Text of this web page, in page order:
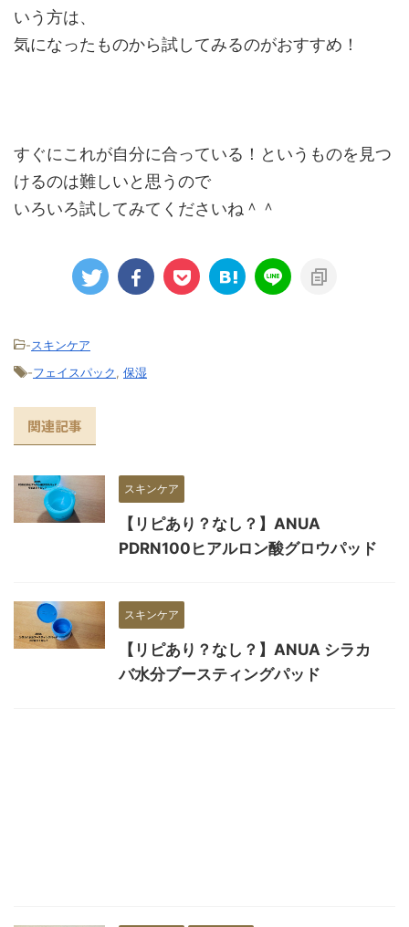
いう方は、
気になったものから試してみるのがおすすめ！
すぐにこれが自分に合っている！というものを見つ
けるのは難しいと思うので
いろいろ試してみてくださいね＾＾
-スキンケア
-フェイスパック, 保湿
関連記事
スキンケア
【リピあり？なし？】ANUA
PDRN100ヒアルロン酸グロウパッド
スキンケア
【リピあり？なし？】ANUA シラカ
バ水分ブースティングパッド